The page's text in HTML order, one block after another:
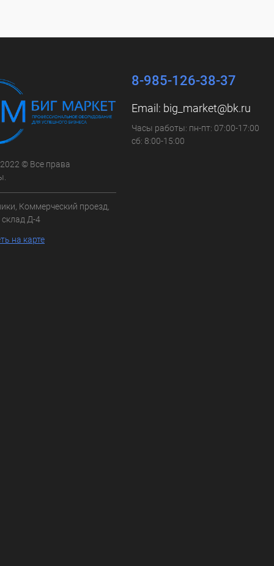
© Все права
Коммерческий проезд,
склад Д-4
на карте
8-985-126-38-37
Email: big_market@bk.ru
Часы работы: пн-пт: 07:00-17:00
сб: 8:00-15:00